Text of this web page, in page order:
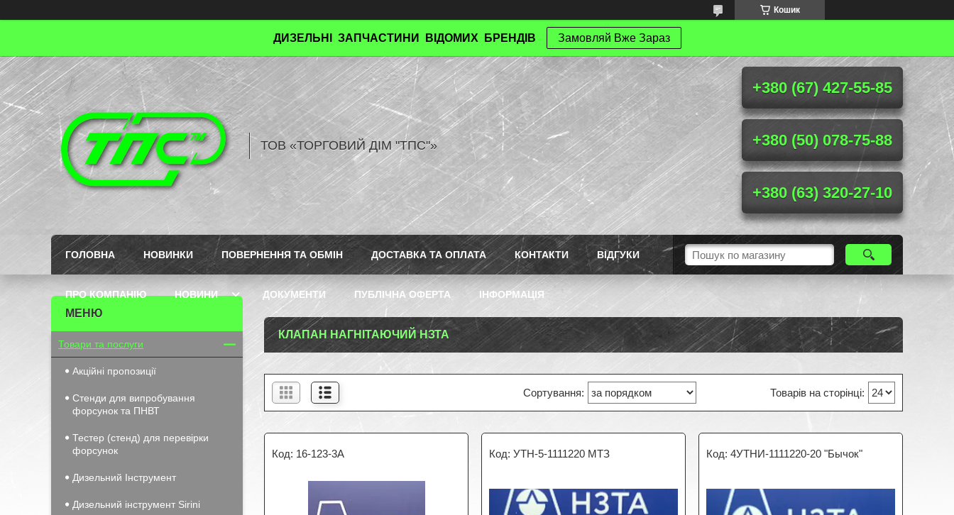
Кошик
ДИЗЕЛЬНІ ЗАПЧАСТИНИ ВІДОМИХ БРЕНДІВ Замовляй Вже Зараз
ТОВ «ТОРГОВИЙ ДІМ "ТПС"»
+380 (67) 427-55-85
+380 (50) 078-75-88
+380 (63) 320-27-10
ГОЛОВНА НОВИНКИ ПОВЕРНЕННЯ ТА ОБМІН ДОСТАВКА ТА ОПЛАТА КОНТАКТИ ВІДГУКИ
ПРО КОМПАНІЮ НОВИНИ ДОКУМЕНТИ ПУБЛІЧНА ОФЕРТА ІНФОРМАЦІЯ
КЛАПАН НАГНІТАЮЧИЙ НЗТА
16-123-3А УТН-5-1111220 МТЗ 4УТНИ-1111220-20 "Бычок"
Товари та послуги
Акційні пропозиції
Стенди для випробування
форсунок та ПНВТ
Тестер (стенд) для перевірки
форсунок
Дизельний Інструмент
Дизельний інструмент Sirini